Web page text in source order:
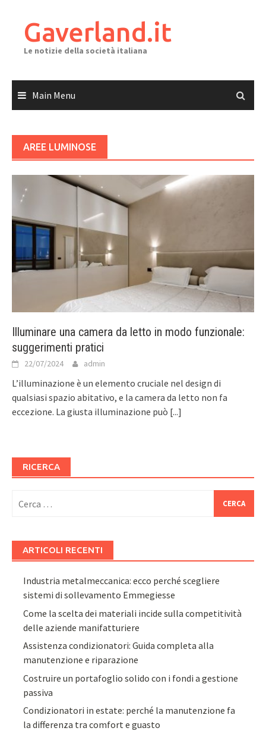
contentGaverland.it
Le notizie della società italiana
Main Menu
AREE LUMINOSE
Illuminare una camera da letto in modo funzionale:
suggerimenti pratici
22/07/2024 admin
L’illuminazione è un elemento cruciale nel design di
qualsiasi spazio abitativo, e la camera da letto non fa
eccezione. La giusta illuminazione può [...]
RICERCA
per:
ARTICOLI RECENTI
Industria metalmeccanica: ecco perché scegliere
sistemi di sollevamento Emmegiesse
Come la scelta dei materiali incide sulla competitività
delle aziende manifatturiere
Assistenza condizionatori: Guida completa alla
manutenzione e riparazione
Costruire un portafoglio solido con i fondi a gestione
passiva
Condizionatori in estate: perché la manutenzione fa
la differenza tra comfort e guasto